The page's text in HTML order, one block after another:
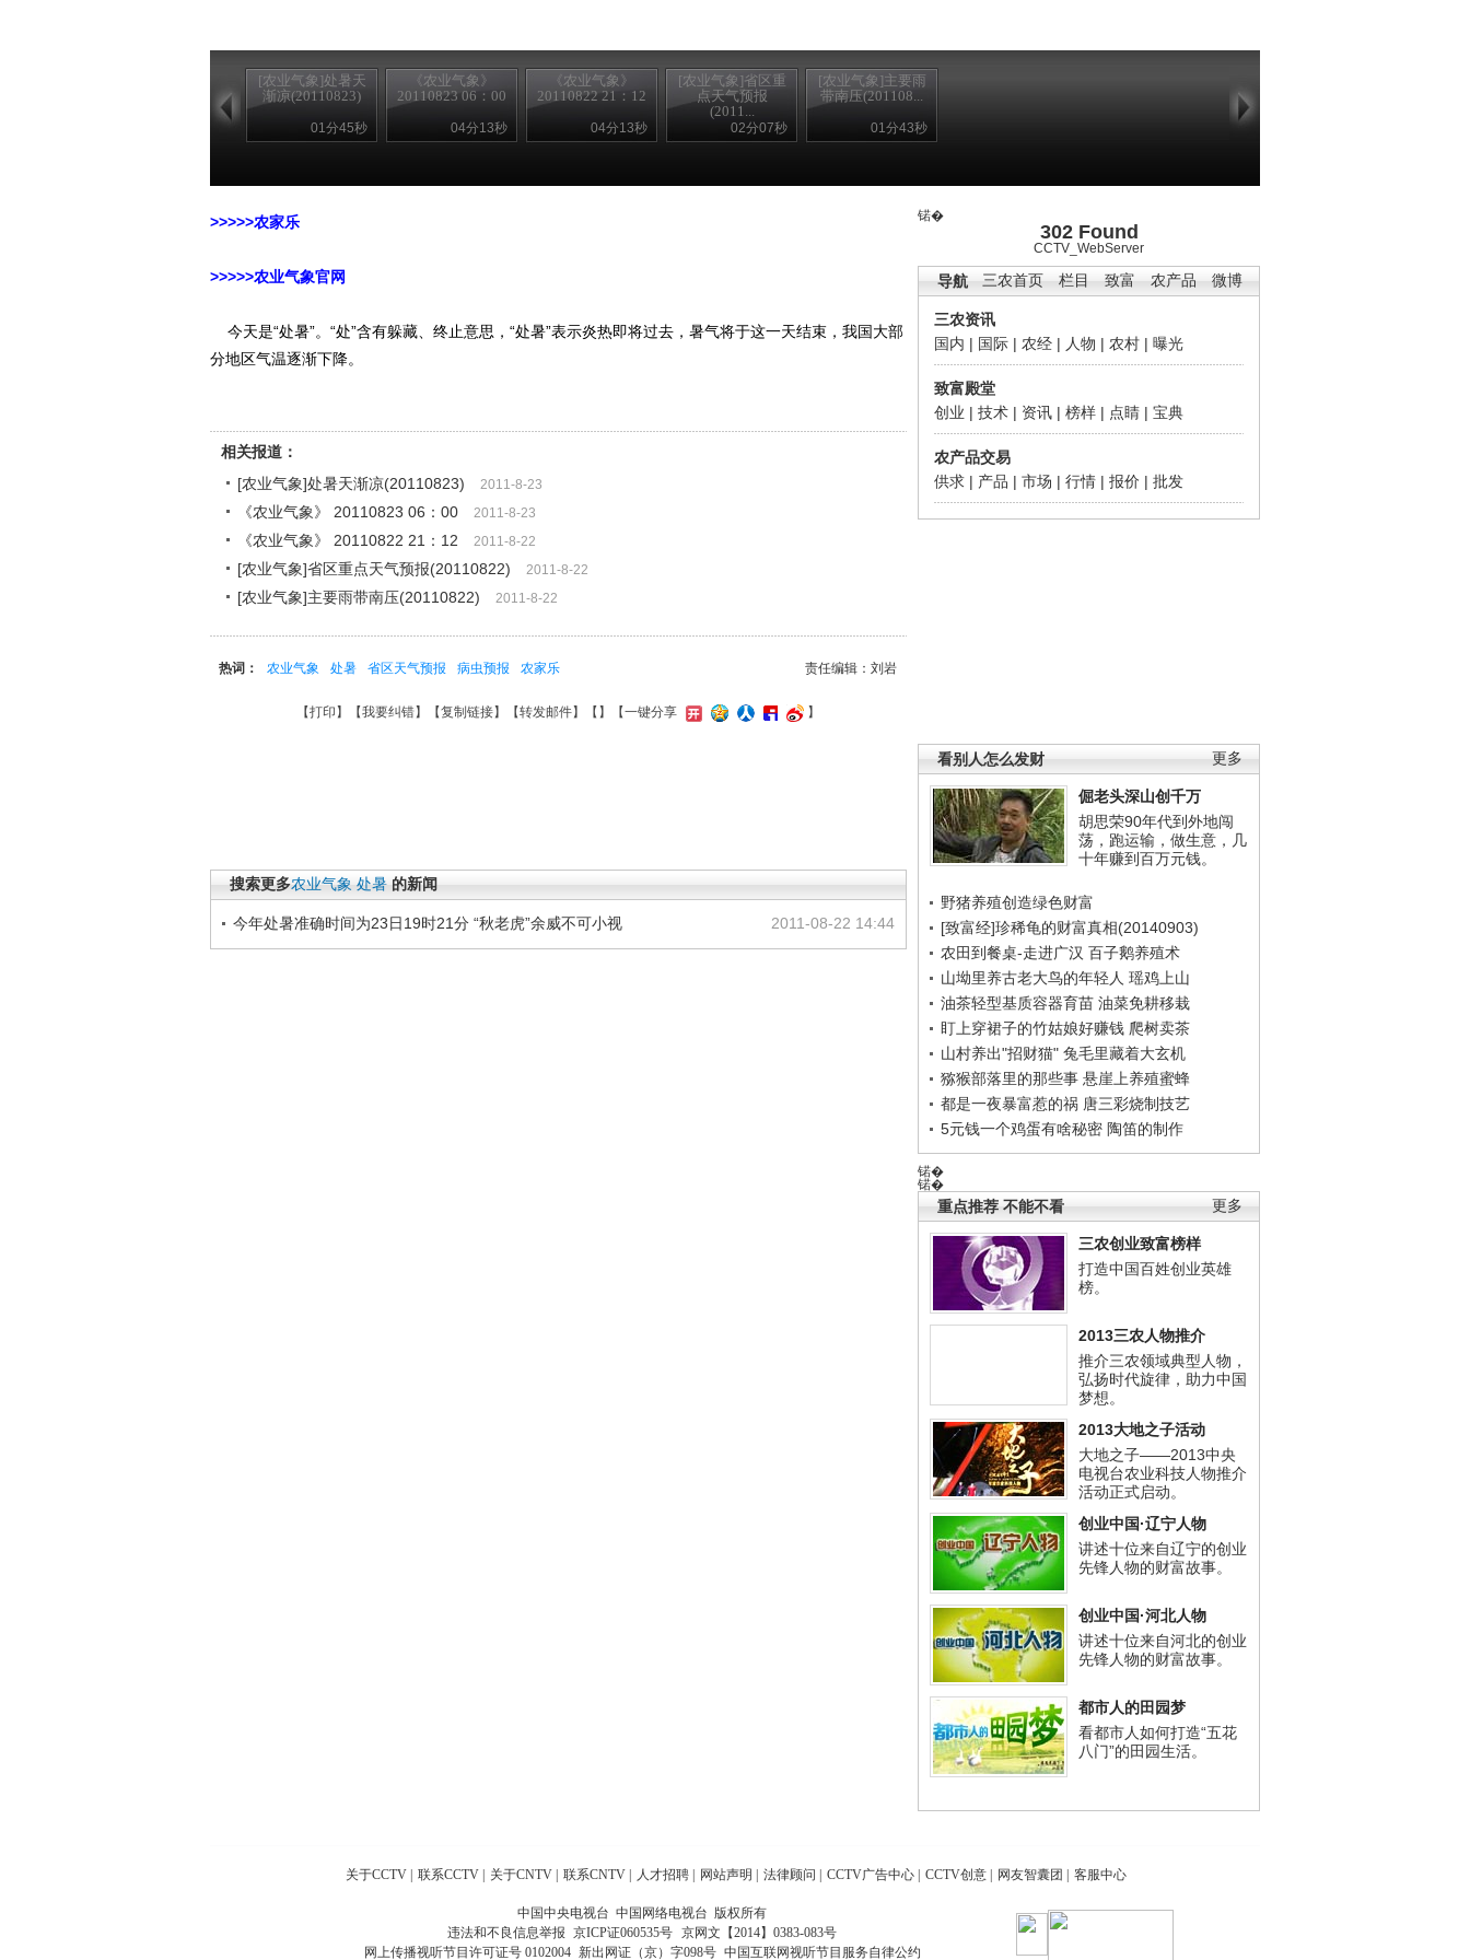
[农业气象]处暑天
渐凉(20110823)
01分45秒
《农业气象》
20110823 06：00
04分13秒
《农业气象》
20110822 21：12
04分13秒
[农业气象]省区重
点天气预报
(2011...
02分07秒
[农业气象]主要雨
带南压(201108...
01分43秒
锘�
302 Found
CCTV_WebServer
三农首页 栏目 致富 农产品 微博
导航
三农资讯
国内 | 国际 | 农经 | 人物 | 农村 | 曝光
致富殿堂
创业 | 技术 | 资讯 | 榜样 | 点睛 | 宝典
农产品交易
供求 | 产品 | 市场 | 行情 | 报价 | 批发
更多
看别人怎么发财
倔老头深山创千万
胡思荣90年代到外地闯
荡，跑运输，做生意，几
十年赚到百万元钱。
野猪养殖创造绿色财富
[致富经]珍稀龟的财富真相(20140903)
农田到餐桌-走进广汉 百子鹅养殖术
山坳里养古老大鸟的年轻人 瑶鸡上山
油茶轻型基质容器育苗 油菜免耕移栽
盯上穿裙子的竹姑娘好赚钱 爬树卖茶
山村养出"招财猫" 兔毛里藏着大玄机
猕猴部落里的那些事 悬崖上养殖蜜蜂
都是一夜暴富惹的祸 唐三彩烧制技艺
5元钱一个鸡蛋有啥秘密 陶笛的制作
锘�
锘�
更多
重点推荐 不能不看
三农创业致富榜样
打造中国百姓创业英雄
榜。
2013三农人物推介
推介三农领域典型人物，
弘扬时代旋律，助力中国
梦想。
2013大地之子活动
大地之子——2013中央
电视台农业科技人物推介
活动正式启动。
创业中国·辽宁人物
讲述十位来自辽宁的创业
先锋人物的财富故事。
创业中国·河北人物
讲述十位来自河北的创业
先锋人物的财富故事。
都市人的田园梦
看都市人如何打造“五花
八门”的田园生活。
>>>>>农家乐
>>>>>农业气象官网
今天是“处暑”。“处”含有躲藏、终止意思，“处暑”表示炎热即将过去，暑气将于这一天结束，我国大部
分地区气温逐渐下降。
相关报道：
[农业气象]处暑天渐凉(20110823)
2011-8-23
《农业气象》 20110823 06：00 2011-8-23
《农业气象》 20110822 21：12 2011-8-22
[农业气象]省区重点天气预报(20110822) 2011-8-22
[农业气象]主要雨带南压(20110822) 2011-8-22
责任编辑：刘岩
热词： 农业气象 处暑 省区天气预报 病虫预报 农家乐
【打印 】【我要纠错】【复制链接】【转发邮件】【 】 【一键分享 】
搜索更多农业气象 处暑 的新闻
2011-08-22 14:44
今年处暑准确时间为23日19时21分 “秋老虎”余威不可小视
关于CCTV 联系CCTV 关于CNTV 联系CNTV 人才招聘 网站声明 法律顾问 CCTV广告中心 CCTV创意 网友智囊团 客服中心
中国中央电视台 中国网络电视台 版权所有
违法和不良信息举报 京ICP证060535号
京网文【2014】0383-083号
网上传播视听节目许可证号 0102004 新出网证（京）字098号 中国互联网视听节目服务自律公约